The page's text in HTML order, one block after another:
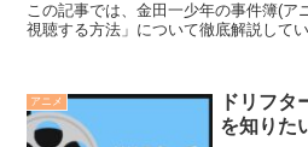
この記事では、金田一少年の事件簿(ア
視聴する方法」について徹底解説してい
アニメ
ドリフタ
を知りた